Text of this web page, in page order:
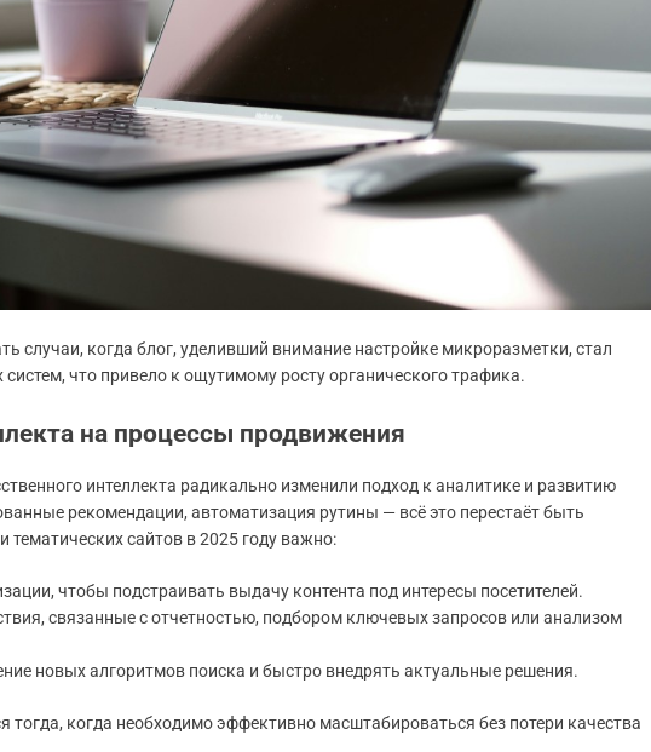
случаи, когда блог, уделивший внимание настройке микроразметки, стал
что привело к ощутимому росту органического трафика.
на процессы продвижения
интеллекта радикально изменили подход к аналитике и развитию
рекомендации, автоматизация рутины — всё это перестаёт быть
сайтов в 2025 году важно:
чтобы подстраивать выдачу контента под интересы посетителей.
связанные с отчетностью, подбором ключевых запросов или анализом
новых алгоритмов поиска и быстро внедрять актуальные решения.
тогда, когда необходимо эффективно масштабироваться без потери качества